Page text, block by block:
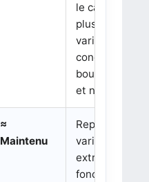
le cadrage est
plus précis :
variables,
conditions,
boucles
et non
≈
Maintenu
variations,
extremums et
fonctions de